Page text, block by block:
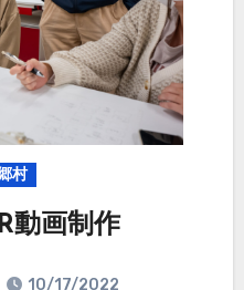
村
動画制作
10/17/2022